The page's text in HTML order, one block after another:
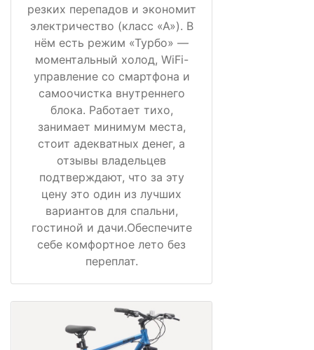
резких перепадов и экономит
электричество (класс «А»). В
нём есть режим «Турбо» —
моментальный холод, WiFi-
управление со смартфона и
самоочистка внутреннего
блока. Работает тихо,
занимает минимум места,
стоит адекватных денег, а
отзывы владельцев
подтверждают, что за эту
цену это один из лучших
вариантов для спальни,
гостиной и дачи.Обеспечите
себе комфортное лето без
переплат.